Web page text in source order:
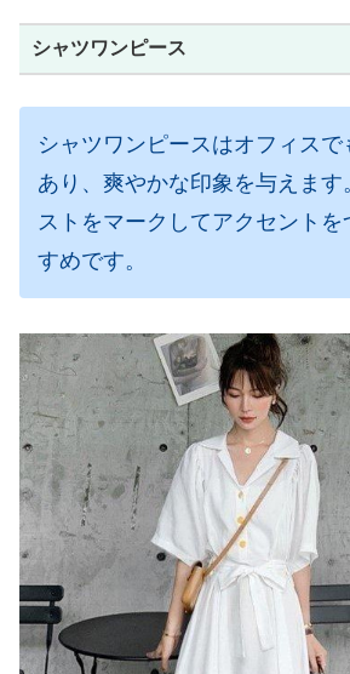
シャツワンピース
シャツワンピースはオフィス
あり、爽やかな印象を与えます
ストをマークしてアクセント
すめです。